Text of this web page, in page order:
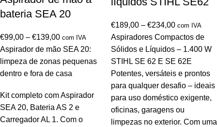
bateria SEA 20
€99,00 – €139,00 com IVA
Aspirador de mão SEA 20:
limpeza de zonas pequenas
dentro e fora de casa
Kit completo com Aspirador
SEA 20, Bateria AS 2 e
Carregador AL 1. Com o
€189,00 – €234,00 com IVA
Aspiradores Compactos de
Sólidos e Líquidos – 1.400 W
STIHL SE 62 E SE 62E
Potentes, versáteis e prontos
para qualquer desafio – ideais
para uso doméstico exigente,
oficinas, garagens ou
limpezas no exterior. Com uma